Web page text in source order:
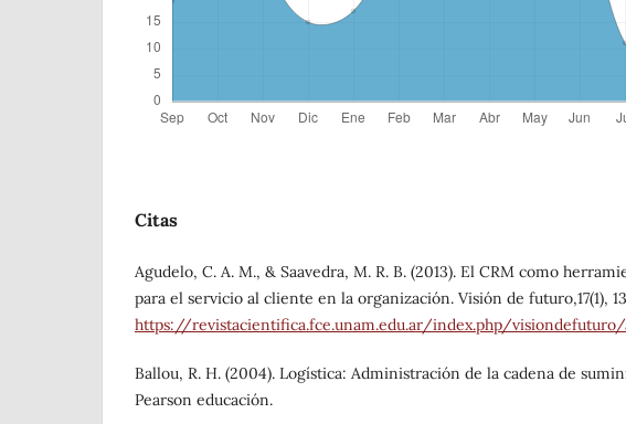
Citas
Agudelo, C. A. M., & Saavedra, M. R. B. (2013). El CRM como
para el servicio al cliente en la organización. Visión de futuro,17(1),
https://revistacientifica.fce.unam.edu.ar/index.php/
Ballou, R. H. (2004). Logística: Administración de la cadena de
Pearson educación.